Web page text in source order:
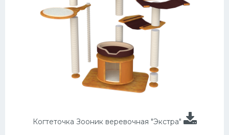
Когтеточка Зооник веревочная "Экстра"